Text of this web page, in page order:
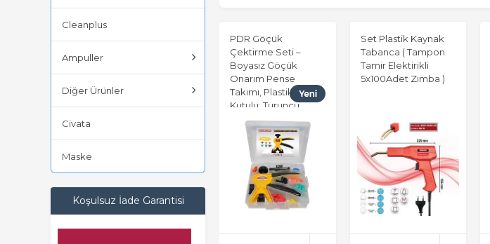
Cleanplus
Ampuller
Diğer Ürünler
Civata
Maske
Koşulsuz İade Garantisi
PDR Göçük
Çektirme Seti –
Boyasız Göçük
Onarım Pense
Takımı, Plastik
Kutulu, Turuncu
Renk
Set Plastik Kaynak
Tabanca ( Tampon
Tamir Elektirikli
5x100Adet Zımba )